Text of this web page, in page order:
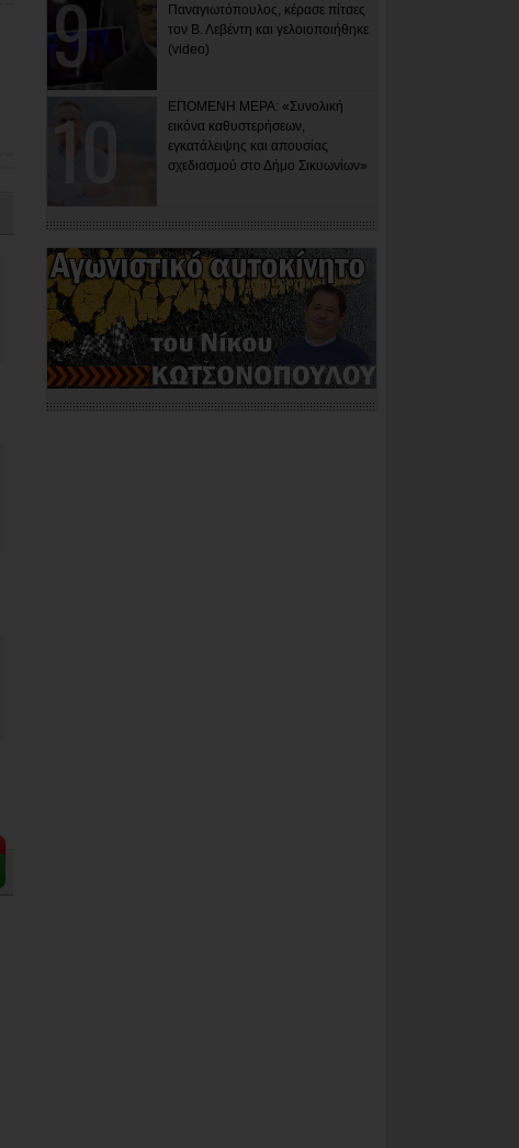
Παναγιωτόπουλος, κέρασε πίτσες
τον Β. Λεβέντη και γελοιοποιήθηκε
(video)
ΕΠΟΜΕΝΗ ΜΕΡΑ: «Συνολική
εικόνα καθυστερήσεων,
εγκατάλειψης και απουσίας
σχεδιασμού στο Δήμο Σικυωνίων»